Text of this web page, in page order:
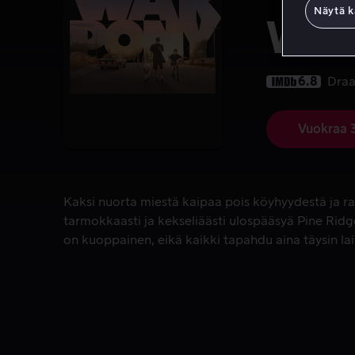
War
6.8
Vuokraa
Kaksi nuorta miestä kaipaa pois köyhyydestä ja
Kaksi nuorta miestä kaipaa pois köyhyydestä ja
tarmokkaasti ja kekseliäästi ulospääsyä Pine
on kuoppainen, eikä kaikki tapahdu aina täysin
Näytä